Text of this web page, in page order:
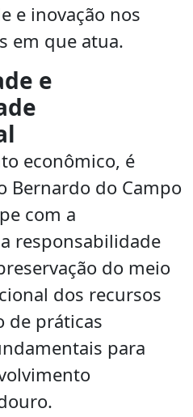
e inovação nos
em que atua.
e
econômico, é
Bernardo do Campo
com a
responsabilidade
do meio
dos recursos
de práticas
para